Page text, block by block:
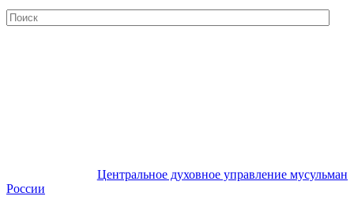
Центральное духовное управление мусульман
России